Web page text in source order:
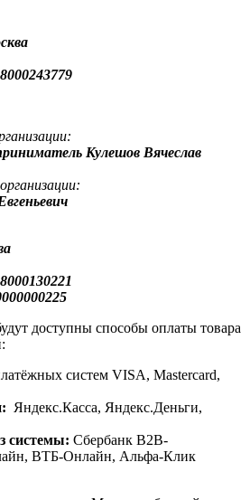
Кулешов Вячеслав
доступны способы оплаты товара
систем VISA, Mastercard,
Яндекс.Касса, Яндекс.Деньги,
системы: Сбербанк B2B-
ВТБ-Онлайн, Альфа-Клик